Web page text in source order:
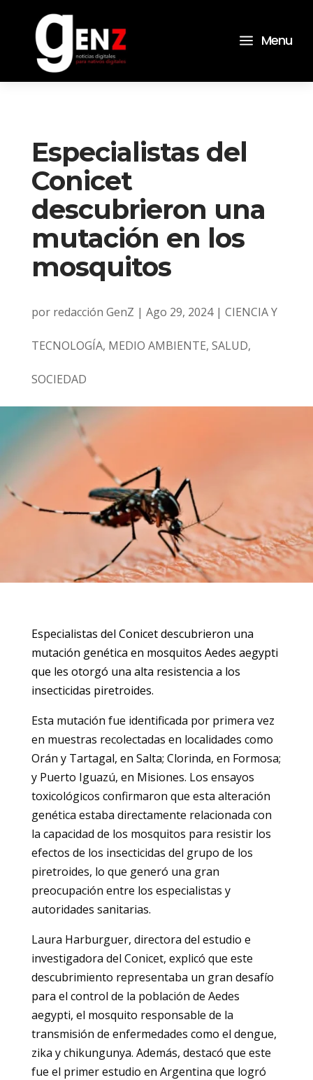
a Menu
Especialistas del
Conicet
descubrieron una
mutación en los
mosquitos
por redacción GenZ | Ago 29, 2024| CIENCIA Y
TECNOLOGÍA, MEDIO AMBIENTE, SALUD,
SOCIEDAD
Especialistas del Conicet descubrieron una
mutación genética en mosquitos Aedes aegypti
que les otorgó una alta resistencia a los
insecticidas piretroides.
Esta mutación fue identificada por primera vez
en muestras recolectadas en localidades como
Orán y Tartagal, en Salta; Clorinda, en Formosa;
y Puerto Iguazú, en Misiones. Los ensayos
toxicológicos confirmaron que esta alteración
genética estaba directamente relacionada con
la capacidad de los mosquitos para resistir los
efectos de los insecticidas del grupo de los
piretroides, lo que generó una gran
preocupación entre los especialistas y
autoridades sanitarias.
Laura Harburguer, directora del estudio e
investigadora del Conicet, explicó que este
descubrimiento representaba un gran desafío
para el control de la población de Aedes
aegypti, el mosquito responsable de la
transmisión de enfermedades como el dengue,
zika y chikungunya. Además, destacó que este
fue el primer estudio en Argentina que logró